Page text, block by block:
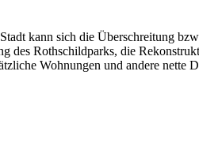
kann sich die Überschreitung
des Rothschildparks, die
Wohnungen und andere nette